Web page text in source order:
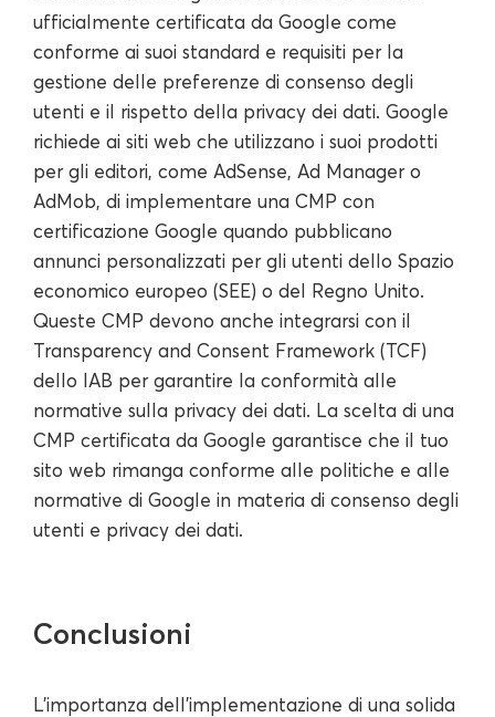
ufficialmente certificata da Google come
conforme ai suoi standard e requisiti per la
gestione delle preferenze di consenso degli
utenti e il rispetto della privacy dei dati. Google
richiede ai siti web che utilizzano i suoi prodotti
per gli editori, come AdSense, Ad Manager o
AdMob, di implementare una CMP con
certificazione Google quando pubblicano
annunci personalizzati per gli utenti dello Spazio
economico europeo (SEE) o del Regno Unito.
Queste CMP devono anche integrarsi con il
Transparency and Consent Framework (TCF)
dello IAB per garantire la conformità alle
normative sulla privacy dei dati. La scelta di una
CMP certificata da Google garantisce che il tuo
sito web rimanga conforme alle politiche e alle
normative di Google in materia di consenso degli
utenti e privacy dei dati.
Conclusioni
L'importanza dell'implementazione di una solida